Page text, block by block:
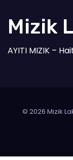
Mizik
AYITI MIZIK –
© 2026 Mizik